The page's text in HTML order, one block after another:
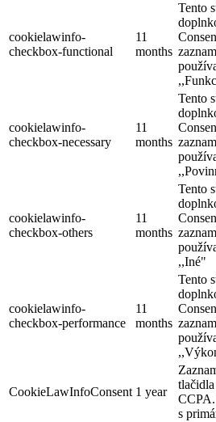
cookielawinfo-
checkbox-functional
11
months
Tento
cookielawinfo-
checkbox-necessary
11
months
Tento
cookielawinfo-
checkbox-others
11
months
Tento
,,Iné"
cookielawinfo-
checkbox-performance
11
months
Tento
CookieLawInfoConsent 1 year
s